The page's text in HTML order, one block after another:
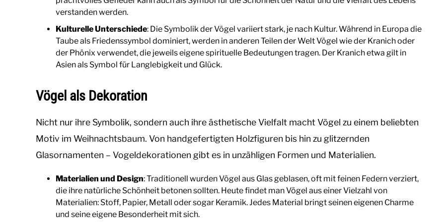
verstanden werden.
Kulturelle Unterschiede: Die Symbolik der Vögel variiert stark, je nach Kultur. Während in Europa die
Taube als Friedenssymbol dominiert, werden in anderen Teilen der Welt Vögel wie der Kranich oder
der Phönix verwendet, die jeweils eigene spirituelle Bedeutungen tragen. Der Kranich etwa gilt in
Asien als Symbol für Langlebigkeit und Glück.
Vögel als Dekoration
Nicht nur ihre Symbolik, sondern auch ihre ästhetische Vielfalt macht Vögel zu einem beliebten
Motiv im Weihnachtsbaum. Von handgefertigten Holzfiguren bis hin zu glitzernden
Glasornamenten – Vogeldekorationen gibt es in unzähligen Formen und Materialien.
Materialien und Design: Traditionell wurden Vögel aus Glas geblasen, oft mit feinen Federn verziert,
die ihre natürliche Schönheit betonen sollten. Heute findet man Vögel aus einer Vielzahl von
Materialien: Stoff, Papier, Metall oder sogar Keramik. Jedes Material bringt seinen eigenen Charme
und seine eigene Besonderheit mit sich.